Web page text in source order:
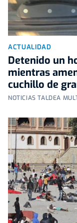
ACTUALIDAD
Detenido un
mientras
cuchillo de
NOTICIAS TALDEA